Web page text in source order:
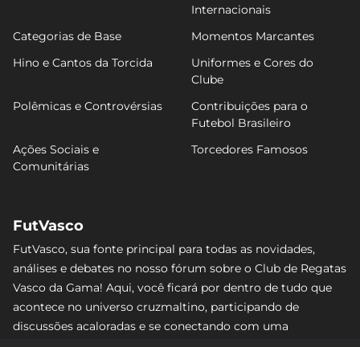
Internacionais
Categorias de Base
Momentos Marcantes
Hino e Cantos da Torcida
Uniformes e Cores do
Clube
Polêmicas e Controvérsias
Contribuições para o
Futebol Brasileiro
Ações Sociais e
Comunitárias
Torcedores Famosos
FutVasco
FutVasco, sua fonte principal para todas as novidades,
análises e debates no nosso fórum sobre o Club de Regatas
Vasco da Gama! Aqui, você ficará por dentro de tudo que
acontece no universo cruzmaltino, participando de
discussões acaloradas e se conectando com uma